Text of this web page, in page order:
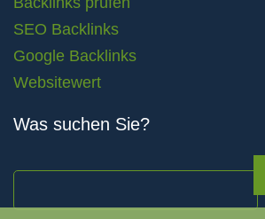
SEO Backlinks
Google Backlinks
Websitewert
Was suchen Sie?